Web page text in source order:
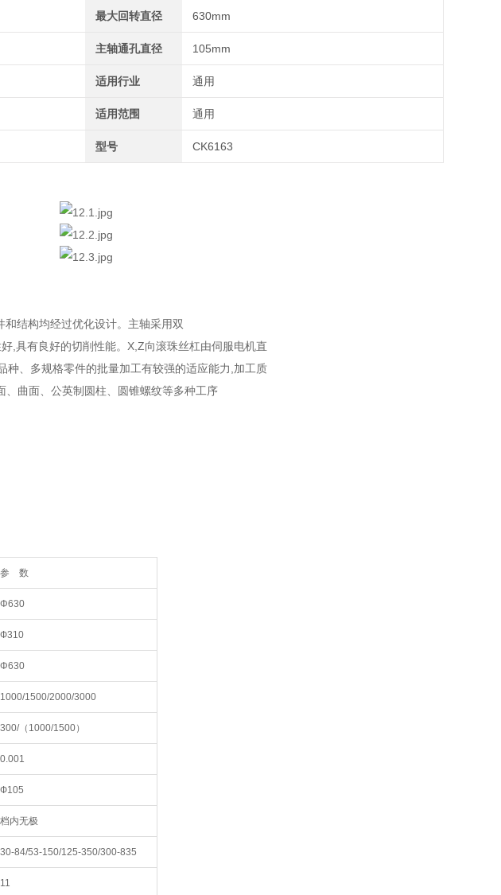
最大回转直径 630mm
主轴通孔直径 105mm
适用行业 通用
适用范围 通用
型号 CK6163
结构均经过优化设计。主轴采用双
,具有良好的切削性能。X,Z向滚珠丝杠由伺服电机直
、多规格零件的批量加工有较强的适应能力,加工质
曲面、公英制圆柱、圆锥螺纹等多种工序
参 数
Φ630
Ф310
Φ630
1000/1500/2000/3000
300/（1000/1500）
0.001
Ф105
档内无极
30-84/53-150/125-350/300-835
11